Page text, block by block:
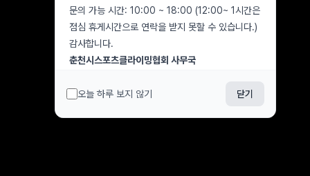
문의 가능 시간: 10:00 ~ 18:00 (12:00~ 1시간은
점심 휴게시간으로 연락을 받지 못할 수 있습니다.)
감사합니다.
춘천시스포츠클라이밍협회 사무국
오늘 하루 보지 않기 닫기